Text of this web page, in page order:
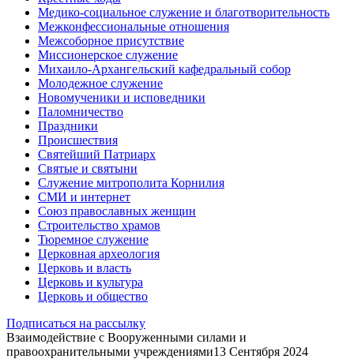
Медико-социальное служение и благотворительность
Межконфессиональные отношения
Межсоборное присутствие
Миссионерское служение
Михаило-Архангельский кафедральный собор
Молодежное служение
Новомученики и исповедники
Паломничество
Праздники
Происшествия
Святейший Патриарх
Святые и святыни
Служение митрополита Корнилия
СМИ и интернет
Союз православных женщин
Строительство храмов
Тюремное служение
Церковная археология
Церковь и власть
Церковь и культура
Церковь и общество
Подписаться на рассылку
Взаимодействие с Вооруженными силами и
правоохранительными учреждениями13 Сентября 2024